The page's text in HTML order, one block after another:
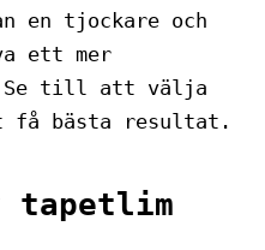
en tjockare och
ett mer
till att välja
bästa resultat.
tapetlim